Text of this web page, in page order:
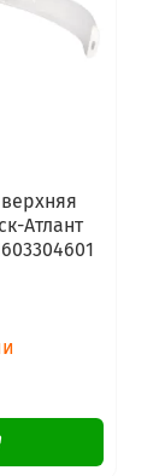
Атлант